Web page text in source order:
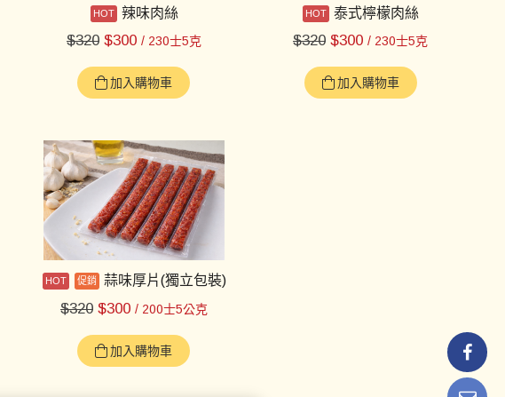
辣味肉絲
$320 $300 / 230士5克
加入購物車
泰式檸檬肉絲
$320 $300/ 230士5克
加入購物車
蒜味厚片(獨立包裝)
$320 $300 / 200士5公克
加入購物車